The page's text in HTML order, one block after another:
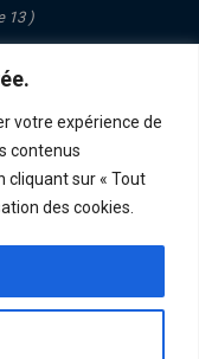
votre expérience de
contenus
cliquant sur « Tout
des cookies.
13 )